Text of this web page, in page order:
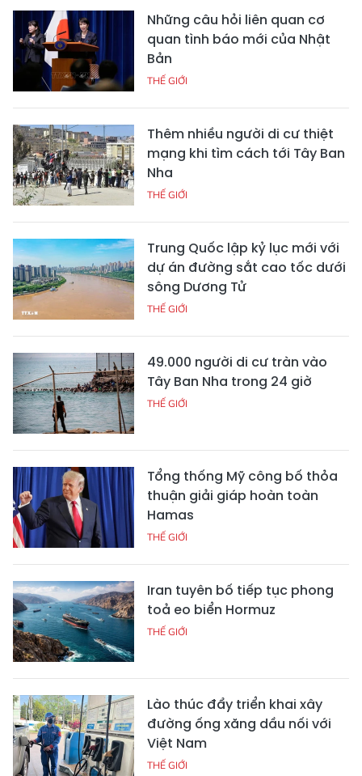
Những câu hỏi liên quan cơ
quan tình báo mới của Nhật
Bản
THẾ GIỚI
Thêm nhiều người di cư thiệt
mạng khi tìm cách tới Tây Ban
Nha
THẾ GIỚI
Trung Quốc lập kỷ lục mới với
dự án đường sắt cao tốc dưới
sông Dương Tử
THẾ GIỚI
49.000 người di cư tràn vào
Tây Ban Nha trong 24 giờ
THẾ GIỚI
Tổng thống Mỹ công bố thỏa
thuận giải giáp hoàn toàn
Hamas
THẾ GIỚI
Iran tuyên bố tiếp tục phong
toả eo biển Hormuz
THẾ GIỚI
Lào thúc đẩy triển khai xây
đường ống xăng dầu nối với
Việt Nam
THẾ GIỚI